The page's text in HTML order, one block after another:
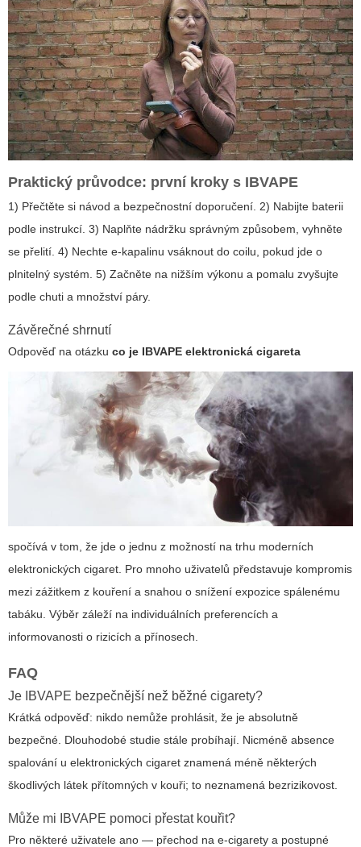
Praktický průvodce: první kroky s IBVAPE
1) Přečtěte si návod a bezpečnostní doporučení. 2) Nabijte baterii
podle instrukcí. 3) Naplňte nádržku správným způsobem, vyhněte
se přelití. 4) Nechte e‑kapalinu vsáknout do coilu, pokud jde o
plnitelný systém. 5) Začněte na nižším výkonu a pomalu zvyšujte
podle chuti a množství páry.
Závěrečné shrnutí
Odpověď na otázku co je IBVAPE elektronická cigareta
spočívá v tom, že jde o jednu z možností na trhu moderních
elektronických cigaret. Pro mnoho uživatelů představuje kompromis
mezi zážitkem z kouření a snahou o snížení expozice spálenému
tabáku. Výběr záleží na individuálních preferencích a
informovanosti o rizicích a přínosech.
FAQ
Je IBVAPE bezpečnější než běžné cigarety?
Krátká odpověď: nikdo nemůže prohlásit, že je absolutně
bezpečné. Dlouhodobé studie stále probíhají. Nicméně absence
spalování u elektronických cigaret znamená méně některých
škodlivých látek přítomných v kouři; to neznamená bezrizikovost.
Může mi IBVAPE pomoci přestat kouřit?
Pro některé uživatele ano — přechod na e‑cigarety a postupné